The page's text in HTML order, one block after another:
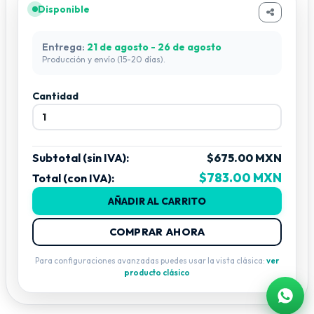
utilice 1 o ambos respetando la polaridad, NO
CAPACIDAD MAXIMA DE LA FUENTE PARA EVITAR
fuente como a la carga que a ella se conecte. El voltaje
de entrada es de 127VAC-277VAC (Para el uso de
Disponible
Entrega: 21 de agosto - 26 de agosto
Producción y envío (15-20 días).
Cantidad
Subtotal (sin IVA):
$675.00 MXN
Total (con IVA):
$783.00 MXN
AÑADIR AL CARRITO
COMPRAR AHORA
Para configuraciones avanzadas puedes usar la vista clásica: ver
producto clásico